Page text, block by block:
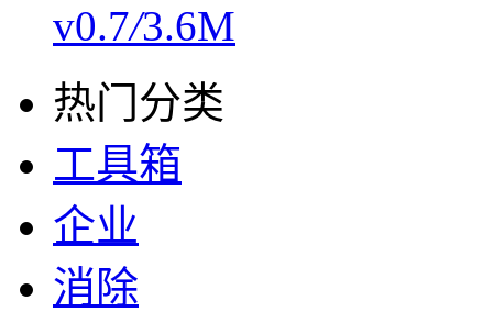
v0.7/3.6M
热门分类
工具箱
企业
消除